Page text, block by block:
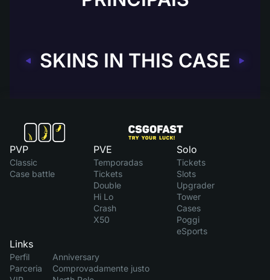
SKINS IN THIS CASE
PVP
Classic
Case battle
PVE
Temporadas
Tickets
Double
Hi Lo
Crash
X50
Solo
Tickets
Slots
Upgrader
Tower
Cases
Poggi
eSports
Links
Perfil
Parceria
Anniversary
Comprovadamente justo